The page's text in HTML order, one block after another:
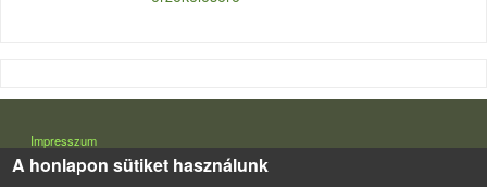
LÁBLÉC
Impresszum
Sütikezelési szabályzat
A honlapon sütiket használunk